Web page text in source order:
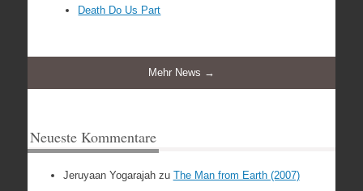
Death Do Us Part
Mehr News →
Neueste Kommentare
Jeruyaan Yogarajahzu The Man from Earth (2007)